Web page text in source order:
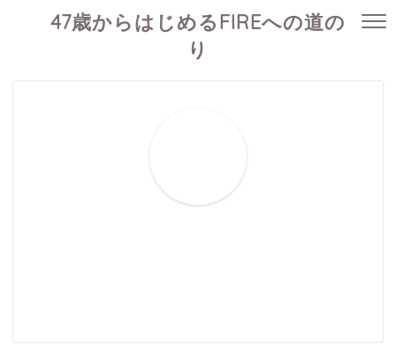
47歳からはじめるFIREへの道の
り